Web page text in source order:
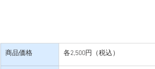
商品価格 各2,500円（税込）